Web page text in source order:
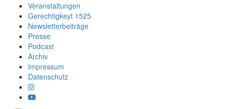
Veranstaltungen
Gerechtigkeyt 1525
Newsletterbeiträge
Presse
Podcast
Archiv
Impressum
Datenschutz